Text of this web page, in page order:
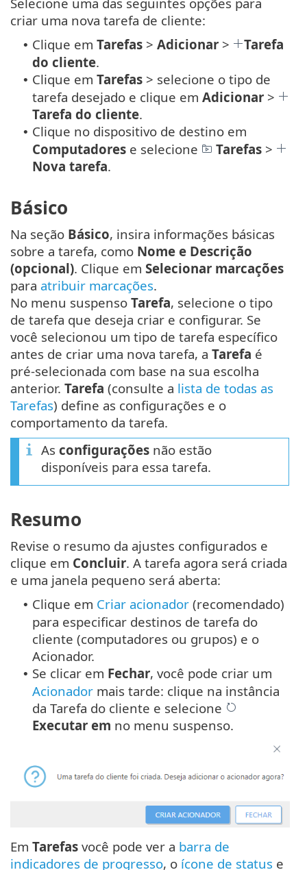
criar uma nova tarefa de cliente:
• Clique em Tarefas > Adicionar >
Tarefa
do cliente.
• Clique em Tarefas > selecione o tipo de
tarefa desejado e clique em Adicionar >
Tarefa do cliente.
• Clique no dispositivo de destino em
Computadores e selecione Tarefas >
Nova tarefa.
Básico
Na seção Básico, insira informações básicas
sobre a tarefa, como Nome e Descrição
(opcional). Clique em Selecionar marcações
para atribuir marcações.
No menu suspenso Tarefa, selecione o tipo
de tarefa que deseja criar e configurar. Se
você selecionou um tipo de tarefa específico
antes de criar uma nova tarefa, a Tarefa é
pré-selecionada com base na sua escolha
anterior. Tarefa (consulte a lista de todas as
Tarefas) define as configurações e o
comportamento da tarefa.
As configurações não estão
disponíveis para essa tarefa.
Resumo
Revise o resumo da ajustes configurados e
clique em Concluir. A tarefa agora será criada
e uma janela pequeno será aberta:
• Clique em Criar acionador (recomendado)
para especificar destinos de tarefa do
cliente (computadores ou grupos) e o
Acionador.
• Se clicar em Fechar, você pode criar um
Acionador mais tarde: clique na instância
da Tarefa do cliente e selecione
Executar em no menu suspenso.
Em Tarefas você pode ver a barra de
indicadores de progresso, o ícone de status e